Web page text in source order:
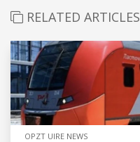
RELATED ARTICLES
OPZT UIRE NEWS